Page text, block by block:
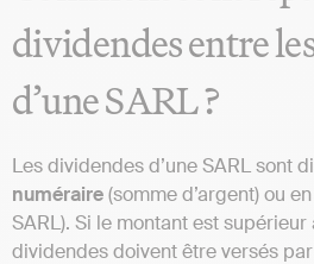
dividendes entre
d’une SARL ?
Les dividendes d’une SARL sont
numéraire(somme d’argent) ou en
SARL). Si le montant est
dividendes doivent être versés